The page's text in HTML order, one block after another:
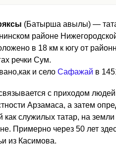
(Батырша авылы) —
районе
в 18 км к югу от
речки Сум.
и село Сафажай в
с приходом
Арзамаса, а затем
как служилых татар, на
Примерно через 50 лет
из Касимова.